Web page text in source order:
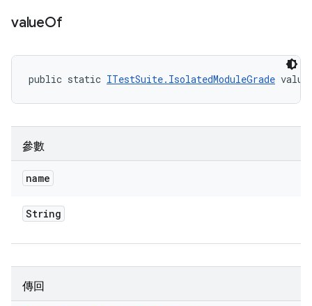
valueOf
public static ITestSuite.IsolatedModuleGrade
參數
name
String
傳回